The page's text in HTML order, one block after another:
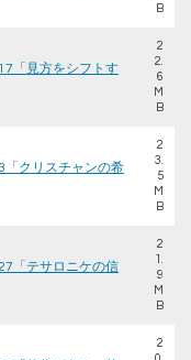
B
「見方をシフトす
2
2.
6
M
B
クリスチャンの希
2
3.
5
M
B
「テサロニケの信
2
1.
9
M
B
2